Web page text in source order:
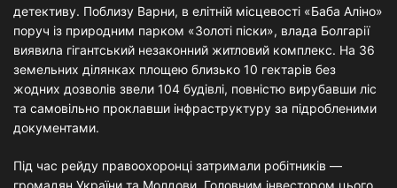
мегабудівництві
детективу. Поблизу Варни, в елітній місцевості «Баба Аліно»
поруч із природним парком «Золоті піски», влада Болгарії
виявила гігантський незаконний житловий комплекс. На 36
земельних ділянках площею близько 10 гектарів без
жодних дозволів звели 104 будівлі, повністю вирубавши ліс
та самовільно проклавши інфраструктуру за підробленими
документами.
Під час рейду правоохоронці затримали робітників —
громадян України та Молдови. Головним інвестором цього